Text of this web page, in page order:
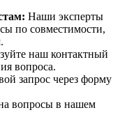
Наши эксперты
по совместимости,
наш контактный
вопроса.
запрос через форму
вопросы в нашем